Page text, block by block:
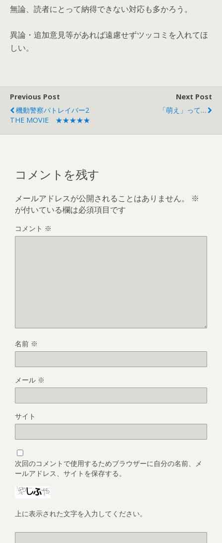
無論、読者にとって納得できない対応も多かろう。
異論・追加意見等があれば遠慮せずツッコミを入れてほ
しい。
Previous Post
機動警察パトレイバー2
THE MOVIE ★★★★★
Next Post
「萌え」って…
コメントを残す
メールアドレスが公開されることはありません。
※
が付いている欄は必須項目です
コメント ※
名前 ※
メール ※
サイト
次回のコメントで使用するためブラウザーに自分の名前、メ
ールアドレス、サイトを保存する。
上に表示された文字を入力してください。